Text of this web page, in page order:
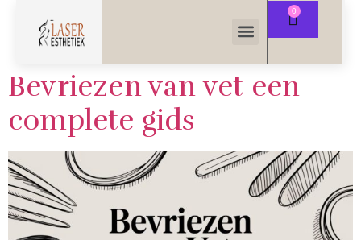
Bevriezen van vet een
complete gids